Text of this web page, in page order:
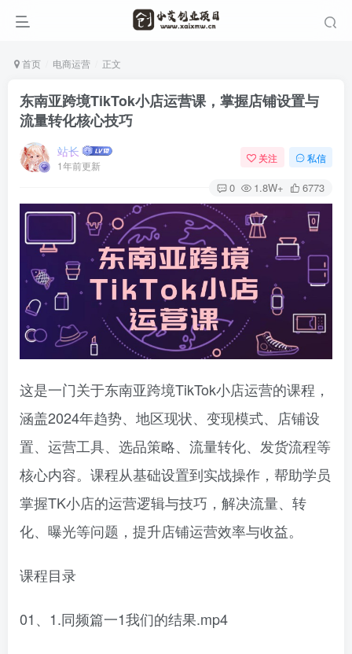
首页 电商运营 正文
东南亚跨境TikTok小店运营课，掌握店铺设置与
流量转化核心技巧
站长
1年前更新
关注 私信
0 1.8W+ 6773
这是一门关于东南亚跨境TikTok小店运营的课程，
涵盖2024年趋势、地区现状、变现模式、店铺设
置、运营工具、选品策略、流量转化、发货流程等
核心内容。课程从基础设置到实战操作，帮助学员
掌握TK小店的运营逻辑与技巧，解决流量、转
化、曝光等问题，提升店铺运营效率与收益。
课程目录
01、1.同频篇一1我们的结果.mp4